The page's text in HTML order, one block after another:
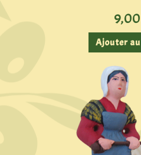
9,00
Ajouter